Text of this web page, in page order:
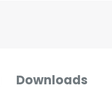
Downloads